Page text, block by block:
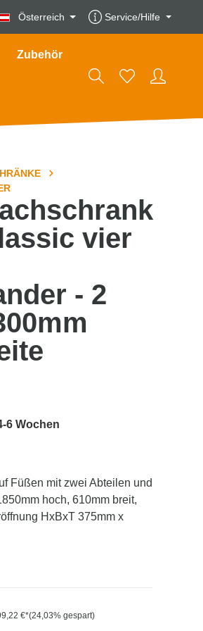
Österreich Service/Hilfe
Zubehör
vier
- 2
6 Wochen
Füßen mit zwei Abteilen und
hoch, 610mm breit,
HxBxT 375mm x
€*(24,03% gespart)